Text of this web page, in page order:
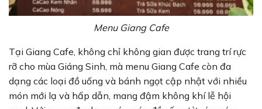
Menu Giang Cafe
Tại Giang Cafe, không chỉ không gian được trang trí rực
rỡ cho mùa Giáng Sinh, mà menu Giang Cafe còn đa
dạng các loại đồ uống và bánh ngọt cập nhật với nhiều
món mới lạ và hấp dẫn, mang đậm không khí lễ hội